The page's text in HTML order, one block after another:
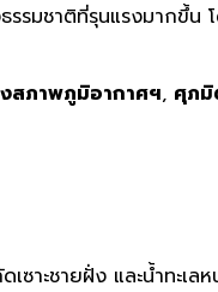
รรมชาติที่รุนแรงมากขึ้น
สภาพภูมิอากาศฯ, ศุภมิ
ซาะชายฝั่ง และน้ำทะเล